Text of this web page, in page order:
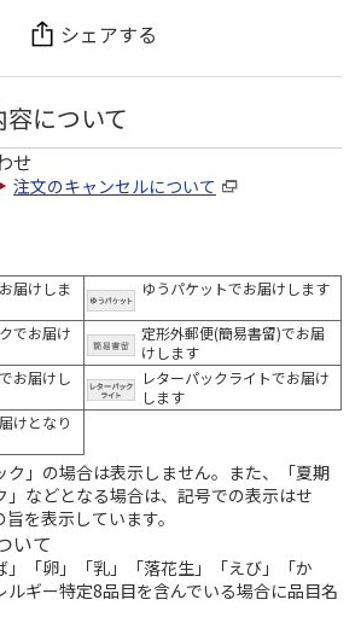
シェアする
について
せ
注文のキャンセルについて
届けしま
ゆうパケットでお届けします
でお届け
定形外郵便(簡易書留)でお届
けします
お届けし
レターパックライトでお届け
します
けとなり
ク」の場合は表示しません。また、「夏期
」などとなる場合は、記号での表示はせ
を表示しています。
いて
」「卵」「乳」「落花生」「えび」「か
ルギー特定8品目を含んでいる場合に品目名